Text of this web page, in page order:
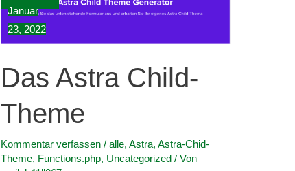
Januar
23, 2022
Das Astra Child-
Theme
Kommentar verfassen / alle, Astra, Astra-Chid-
Theme, Functions.php, Uncategorized/ Von